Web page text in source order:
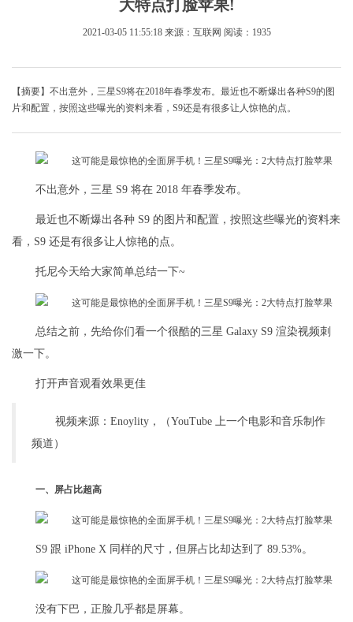
大特点打脸苹果!
2021-03-05 11:55:18 来源：互联网 阅读：1935
【摘要】不出意外，三星S9将在2018年春季发布。最近也不断爆出各种S9的图
片和配置，按照这些曝光的资料来看，S9还是有很多让人惊艳的点。
不出意外，三星 S9 将在 2018 年春季发布。
最近也不断爆出各种 S9 的图片和配置，按照这些曝光的资料来
看，S9 还是有很多让人惊艳的点。
托尼今天给大家简单总结一下~
总结之前，先给你们看一个很酷的三星 Galaxy S9 渲染视频刺
激一下。
打开声音观看效果更佳
视频来源：Enoylity，（YouTube 上一个电影和音乐制作
频道）
一、屏占比超高
S9 跟 iPhone X 同样的尺寸，但屏占比却达到了 89.53%。
没有下巴，正脸几乎都是屏幕。